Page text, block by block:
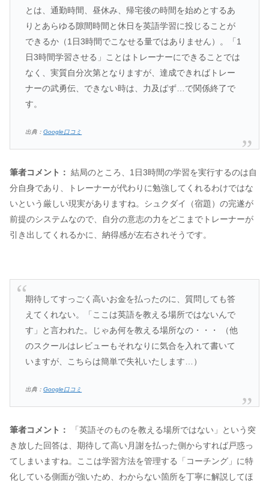
とは、通勤時間、昼休み、帰宅後の時間を始めとするあ
りとあらゆる隙間時間と休日を英語学習に投じることが
できるか（1日3時間でこなせる量ではありません）。「1
日3時間学習させる」ことはトレーナーにできることでは
なく、実質自分次第となりますが、達成できればトレー
ナーの武勇伝、できない時は、力及ばず…で関係終了で
す。
出典：Google口コミ
筆者コメント： 結局のところ、1日3時間の学習を実行するのは自
分自身であり、トレーナーが代わりに勉強してくれるわけではな
いという厳しい現実がありますね。シュクダイ（宿題）の完遂が
前提のシステムなので、自分の意志の力をどこまでトレーナーが
引き出してくれるかに、納得感が左右されそうです。
期待してすっごく高いお金を払ったのに、質問しても答
えてくれない。「ここは英語を教える場所ではないんで
す」と言われた。じゃあ何を教える場所なの・・・ （他
のスクールはレビューもそれなりに気合を入れて書いて
いますが、こちらは簡単で失礼いたします…）
出典：Google口コミ
筆者コメント：
「英語そのものを教える場所ではない」という突
き放した回答は、期待して高い月謝を払った側からすれば戸惑っ
てしまいますね。ここは学習方法を管理する「コーチング」に特
化している側面が強いため、わからない箇所を丁寧に解説してほ